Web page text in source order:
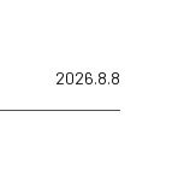
2026.8.8